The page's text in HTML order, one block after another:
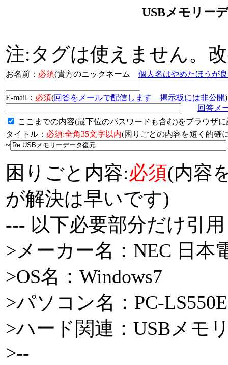
USBメモリー
注:タグは使えません。
お名前： 必須(貴方のニックネーム 個人名はやめたほうが
E-mail： 必須(回答をメールで配信します 掲示板には非公開)
回答メ
ここまでの内容(最下位のパスワードも含む)をブラウザ
タイトル： 必須:全角35文字以内(困りごとの内容を短く的
~
困りごと内容:必須(内容
が解決は早いです)
--- 以下必要部分だけ引
>メーカー名：NEC 日本
>OS名：Windows7
>パソコン名：PC-
>ハード関連：USBメモ
>--